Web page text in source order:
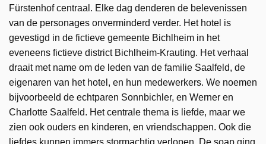
Fürstenhof centraal. Elke dag denderen de belevenissen
van de personages onverminderd verder. Het hotel is
gevestigd in de fictieve gemeente Bichlheim in het
eveneens fictieve district Bichlheim-Krauting. Het verhaal
draait met name om de leden van de familie Saalfeld, de
eigenaren van het hotel, en hun medewerkers. We noemen
bijvoorbeeld de echtparen Sonnbichler, en Werner en
Charlotte Saalfeld. Het centrale thema is liefde, maar we
zien ook ouders en kinderen, en vriendschappen. Ook die
liefdes kunnen immers stormachtig verlopen. De soap ging